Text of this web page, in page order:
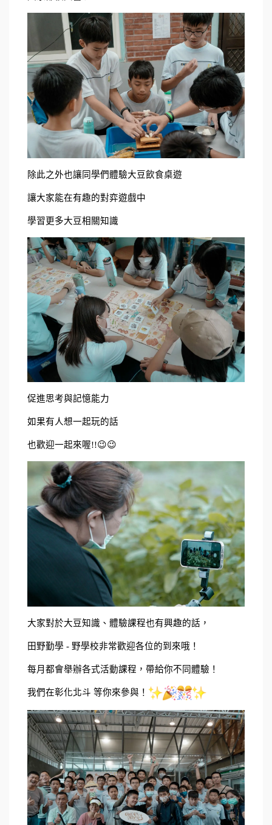
除此之外也讓同學們體驗大豆飲食桌遊
讓大家能在有趣的對弈遊戲中
學習更多大豆相關知識
促進思考與記憶能力
如果有人想一起玩的話
也歡迎一起來喔!!😉😉
大家對於大豆知識、體驗課程也有興趣的話，
田野勤學 - 野學校非常歡迎各位的到來哦！
每月都會舉辦各式活動課程，帶給你不同體驗！
我們在彰化北斗 等你來參與！